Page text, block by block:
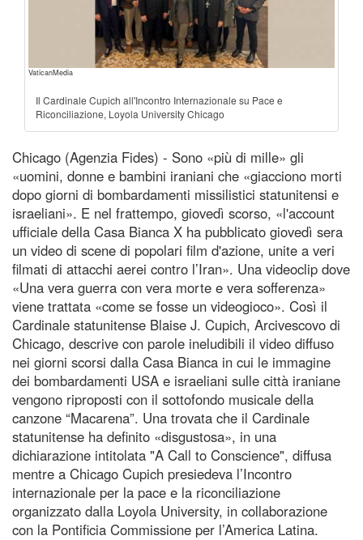
VaticanMedia
Il Cardinale Cupich all'Incontro Internazionale su Pace e
Riconciliazione, Loyola University Chicago
Chicago (Agenzia Fides) - Sono «più di mille» gli
«uomini, donne e bambini iraniani che «giacciono morti
dopo giorni di bombardamenti missilistici statunitensi e
israeliani». E nel frattempo, giovedì scorso, «l'account
ufficiale della Casa Bianca X ha pubblicato giovedì sera
un video di scene di popolari film d'azione, unite a veri
filmati di attacchi aerei contro l’Iran». Una videoclip dove
«Una vera guerra con vera morte e vera sofferenza»
viene trattata «come se fosse un videogioco». Così il
Cardinale statunitense Blaise J. Cupich, Arcivescovo di
Chicago, descrive con parole ineludibili il video diffuso
nei giorni scorsi dalla Casa Bianca in cui le immagine
dei bombardamenti USA e israeliani sulle città iraniane
vengono riproposti con il sottofondo musicale della
canzone “Macarena”. Una trovata che il Cardinale
statunitense ha definito «disgustosa», in una
dichiarazione intitolata "A Call to Conscience", diffusa
mentre a Chicago Cupich presiedeva l’Incontro
internazionale per la pace e la riconciliazione
organizzato dalla Loyola University, in collaborazione
con la Pontificia Commissione per l’America Latina.